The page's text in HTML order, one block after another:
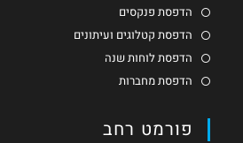
הדפסת פנקסים
הדפסת קטלוגים ועיתונים
הדפסת לוחות שנה
הדפסת מחברות
פורמט רחב